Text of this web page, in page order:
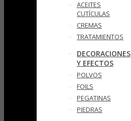
ACEITES
CUTÍCULAS
CREMAS
TRATAMIENTOS
DECORACIONES
Y EFECTOS
POLVOS
FOILS
PEGATINAS
PIEDRAS